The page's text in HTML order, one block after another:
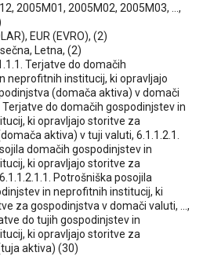
2005M01, 2005M02, 2005M03, ...,
EUR (EVRO), (2)
Letna, (2)
Terjatve do domačih
neprofitnih institucij, ki opravljajo
(domača aktiva) v domači
Terjatve do domačih gospodinjstev in
ki opravljajo storitve za
aktiva) v tuji valuti, 6.1.1.2.1.
domačih gospodinjstev in
ki opravljajo storitve za
Potrošniška posojila
in neprofitnih institucij, ki
za gospodinjstva v domači valuti, ...,
do tujih gospodinjstev in
ki opravljajo storitve za
aktiva) (30)